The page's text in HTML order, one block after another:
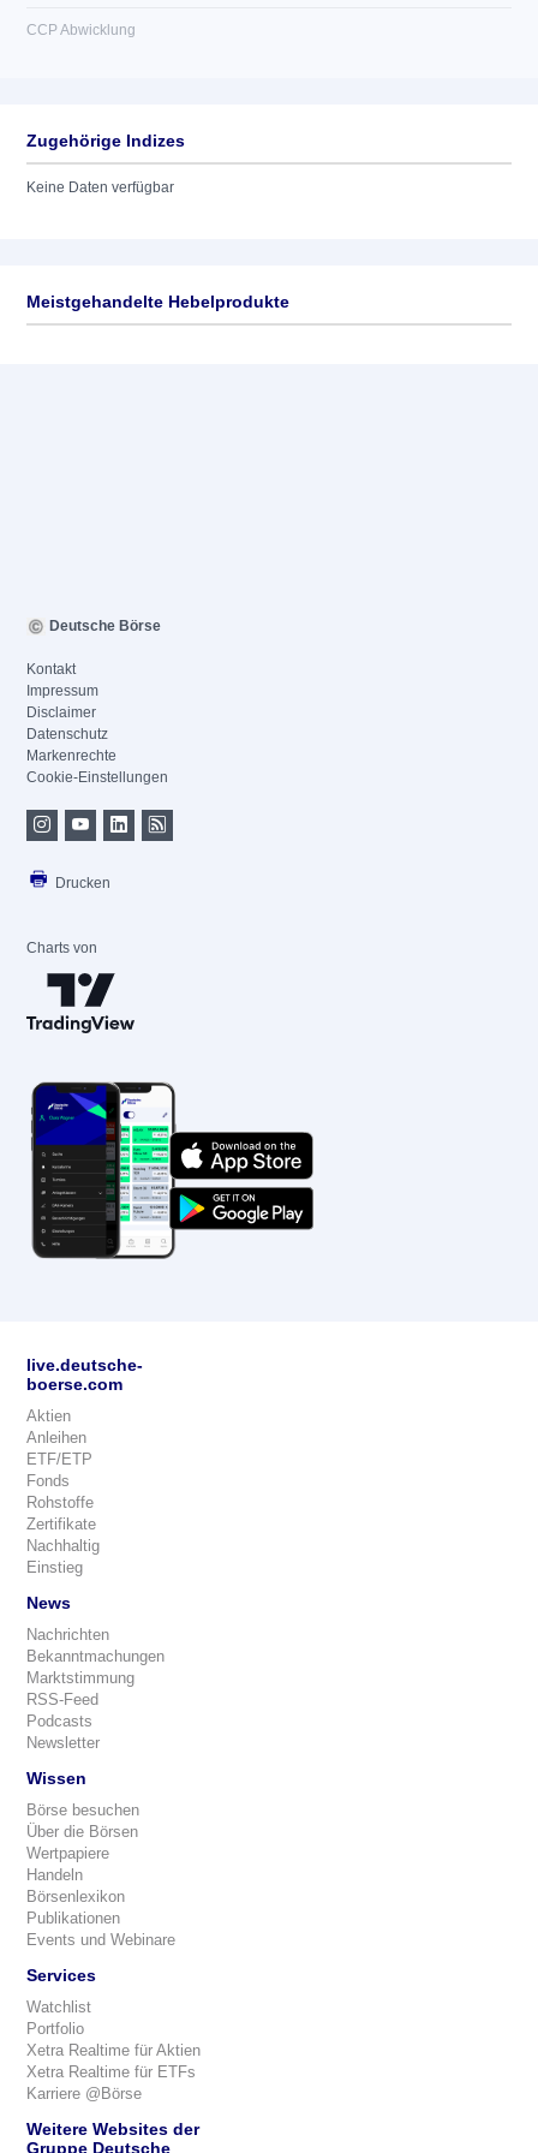
CCP Abwicklung
Zugehörige Indizes
Keine Daten verfügbar
Meistgehandelte Hebelprodukte
Deutsche Börse
Kontakt
Impressum
Disclaimer
Datenschutz
Markenrechte
Cookie-Einstellungen
Drucken
Charts von
live.deutsche-
boerse.com
Aktien
Anleihen
ETF/ETP
Fonds
Rohstoffe
Zertifikate
Nachhaltig
Einstieg
News
Nachrichten
Bekanntmachungen
Marktstimmung
RSS-Feed
Podcasts
Newsletter
Wissen
Börse besuchen
Über die Börsen
Wertpapiere
Handeln
Börsenlexikon
Publikationen
Events und Webinare
Services
Watchlist
Portfolio
Xetra Realtime für Aktien
Xetra Realtime für ETFs
Karriere @Börse
Weitere Websites der
Gruppe Deutsche